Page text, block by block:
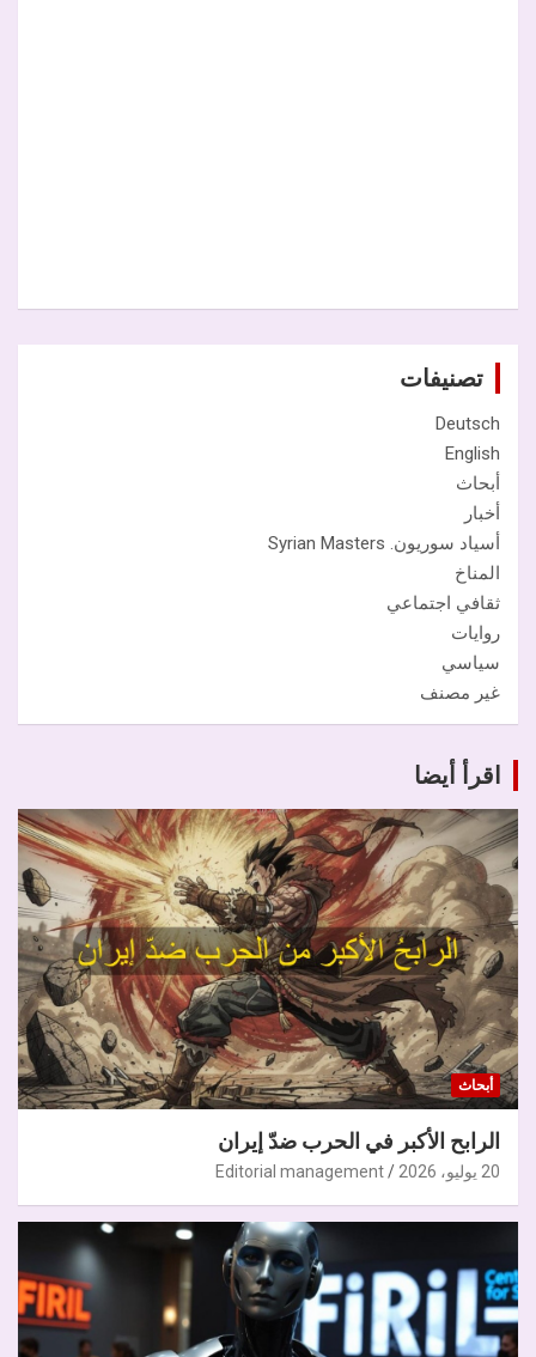
تصنيفات
Deutsch
English
أبحاث
أخبار
أسياد سوريون. Syrian Masters
المناخ
ثقافي اجتماعي
روايات
سياسي
غير مصنف
اقرأ أيضا
أبحاث
الرابح الأكبر في الحرب ضدّ إيران
20 يوليو، 2026 Editorial management